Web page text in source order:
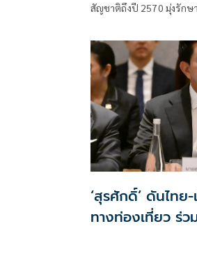
สัญชาติถึงปี 2570 มุ่งรักษ
‘สุรศักดิ์’ ดันไทย
ทางท่องเที่ยว ร่ว